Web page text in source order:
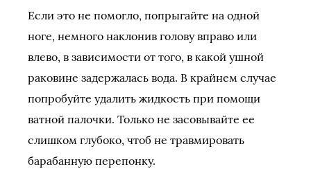
Если это не помогло, попрыгайте на одной
ноге, немного наклонив голову вправо или
влево, в зависимости от того, в какой ушной
раковине задержалась вода. В крайнем случае
попробуйте удалить жидкость при помощи
ватной палочки. Только не засовывайте ее
слишком глубоко, чтоб не травмировать
барабанную перепонку.